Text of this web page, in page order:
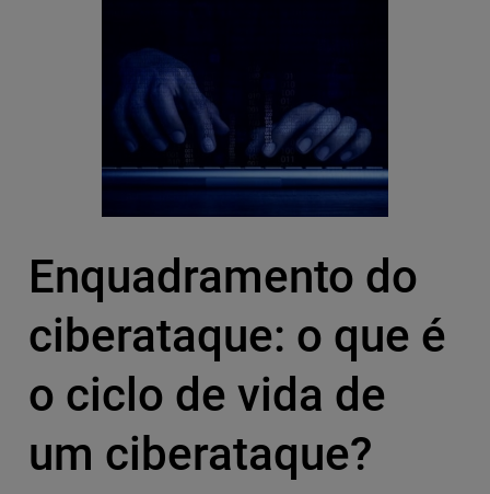
Enquadramento do
ciberataque: o que é
o ciclo de vida de
um ciberataque?